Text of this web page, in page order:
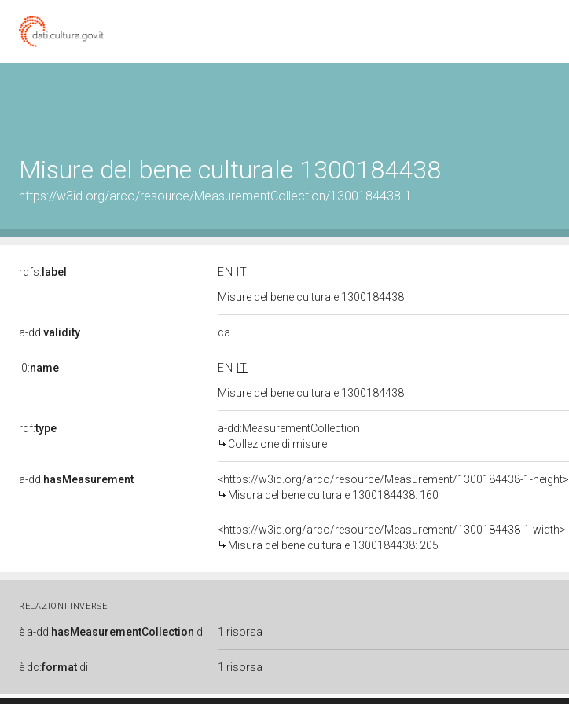
Misure del bene culturale 1300184438
https://w3id.org/arco/resource/MeasurementCollection/1300184438-1
rdfs: label EN
IT
Misure del bene culturale 1300184438
a-dd:validity ca
l0:name EN
IT
Misure del bene culturale 1300184438
rdf:type
a-dd:MeasurementCollection
Collezione di misure
a-dd:hasMeasurement
<https://w3id.org/arco/resource/Measurement/1300184438-1-height>
Misura del bene culturale 1300184438: 160
<https://w3id.org/arco/resource/Measurement/1300184438-1-width>
Misura del bene culturale 1300184438: 205
RELAZIONI INVERSE
è a-dd:hasMeasurementCollection di 1 risorsa
è dc:format di 1 risorsa